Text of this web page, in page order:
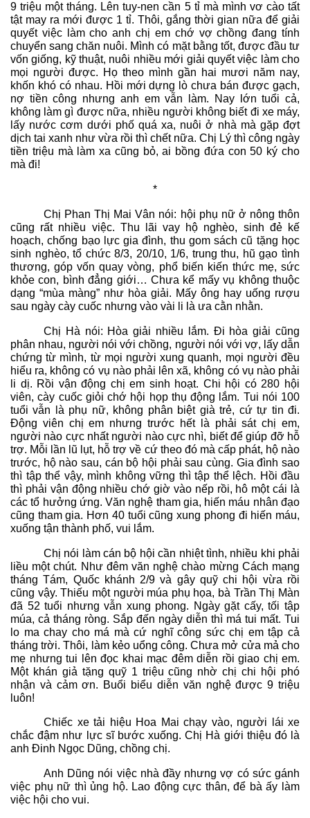
9 triệu một tháng. Lên tuy-nen cần 5 tỉ mà mình vơ cào tất
tật may ra mới được 1 tỉ. Thôi, gắng thời gian nữa để giải
quyết việc làm cho anh chị em chớ vợ chồng đang tính
chuyển sang chăn nuôi. Mình có mặt bằng tốt, được đầu tư
vốn giống, kỹ thuật, nuôi nhiều mới giải quyết việc làm cho
mọi người được. Họ theo mình gần hai mươi năm nay,
khốn khó có nhau. Hồi mới dựng lò chưa bán được gạch,
nợ tiền công nhưng anh em vẫn làm. Nay lớn tuổi cả,
không làm gì được nữa, nhiều người không biết đi xe máy,
lấy nước cơm dưới phố quá xa, nuôi ở nhà mà gặp đợt
dịch tai xanh như vừa rồi thì chết nữa. Chị Lý thì công ngày
tiền triệu mà làm xa cũng bỏ, ai bồng đứa con 50 ký cho
mà đi!
*
Chị Phan Thị Mai Vân nói: hội phụ nữ ở nông thôn
cũng rất nhiều việc. Thu lãi vay hộ nghèo, sinh đẻ kế
hoạch, chống bạo lực gia đình, thu gom sách cũ tặng học
sinh nghèo, tổ chức 8/3, 20/10, 1/6, trung thu, hũ gạo tình
thương, góp vốn quay vòng, phổ biến kiến thức mẹ, sức
khỏe con, bình đẳng giới… Chưa kể mấy vụ không thuộc
dạng “mùa màng” như hòa giải. Mấy ông hay uống rượu
sau ngày cày cuốc nhưng vào vài li là ưa cằn nhằn.
Chị Hà nói: Hòa giải nhiều lắm. Đi hòa giải cũng
phân nhau, người nói với chồng, người nói với vợ, lấy dẫn
chứng từ mình, từ mọi người xung quanh, mọi người đều
hiểu ra, không có vụ nào phải lên xã, không có vụ nào phải
li dị. Rồi vận động chị em sinh hoạt. Chi hội có 280 hội
viên, cày cuốc giỏi chớ hội họp thụ động lắm. Tui nói 100
tuổi vẫn là phụ nữ, không phân biệt già trẻ, cứ tự tin đi.
Động viên chị em nhưng trước hết là phải sát chị em,
người nào cực nhất người nào cực nhì, biết để giúp đỡ hỗ
trợ. Mỗi lần lũ lụt, hỗ trợ về cứ theo đó mà cấp phát, hộ nào
trước, hộ nào sau, cán bộ hội phải sau cùng. Gia đình sao
thì tập thể vậy, mình không vững thì tập thể lệch. Hồi đầu
thì phải vận động nhiều chớ giờ vào nếp rồi, hô một cái là
các tổ hưởng ứng. Văn nghệ tham gia, hiến máu nhân đạo
cũng tham gia. Hơn 40 tuổi cũng xung phong đi hiến máu,
xuống tận thành phố, vui lắm.
Chị nói làm cán bộ hội cần nhiệt tình, nhiều khi phải
liều một chút. Như đêm văn nghệ chào mừng Cách mạng
tháng Tám, Quốc khánh 2/9 và gây quỹ chi hội vừa rồi
cũng vậy. Thiếu một người múa phụ họa, bà Trần Thị Màn
đã 52 tuổi nhưng vẫn xung phong. Ngày gặt cấy, tối tập
múa, cả tháng ròng. Sắp đến ngày diễn thì má tui mất. Tui
lo ma chay cho má mà cứ nghĩ công sức chị em tập cả
tháng trời. Thôi, làm kẻo uổng công. Chưa mở cửa mả cho
mẹ nhưng tui lên đọc khai mạc đêm diễn rồi giao chị em.
Một khán giả tặng quỹ 1 triệu cũng nhờ chị chi hội phó
nhận và cảm ơn. Buổi biểu diễn văn nghệ được 9 triệu
luôn!
Chiếc xe tải hiệu Hoa Mai chạy vào, người lái xe
chắc đậm như lực sĩ bước xuống. Chị Hà giới thiệu đó là
anh Đinh Ngọc Dũng, chồng chị.
Anh Dũng nói việc nhà đầy nhưng vợ có sức gánh
việc phụ nữ thì ủng hộ. Lao động cực thân, để bà ấy làm
việc hội cho vui.